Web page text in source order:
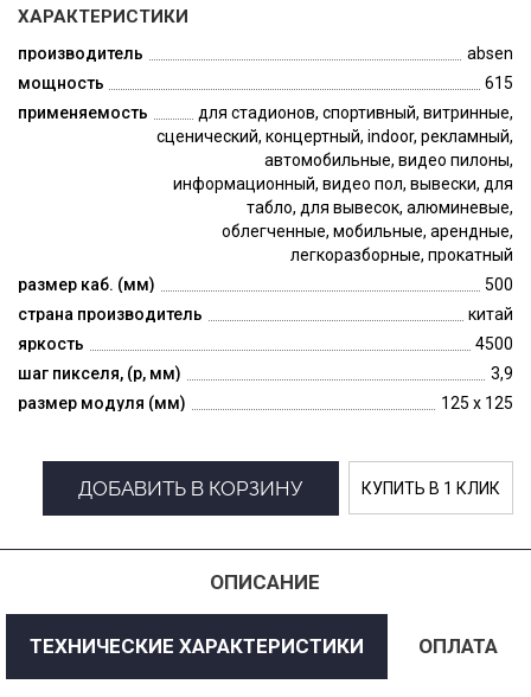
ХАРАКТЕРИСТИКИ
производитель
absen
мощность
615
применяемость
для стадионов, спортивный, витринные,
сценический, концертный, indoor, рекламный,
автомобильные, видео пилоны,
информационный, видео пол, вывески, для
табло, для вывесок, алюминевые,
облегченные, мобильные, арендные,
легкоразборные, прокатный
размер каб. (мм)
500
страна производитель
китай
яркость
4500
шаг пикселя, (p, мм)
3,9
размер модуля (мм)
125 x 125
ДОБАВИТЬ В КОРЗИНУ КУПИТЬ В 1 КЛИК
ОПИСАНИЕ
ТЕХНИЧЕСКИЕ ХАРАКТЕРИСТИКИ ОПЛАТА